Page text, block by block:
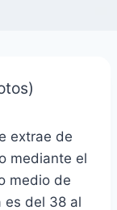
extrae de
mediante el
medio de
es del 38 al